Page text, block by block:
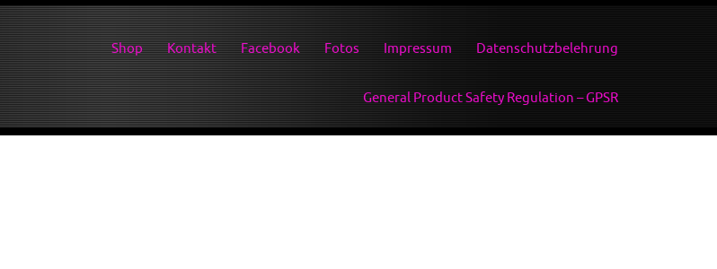
Shop Kontakt Facebook Fotos Impressum Datenschutzbelehrung
General Product Safety Regulation – GPSR